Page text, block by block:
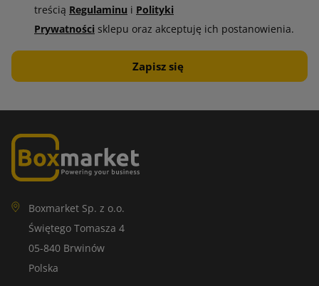
treścią Regulaminu i Polityki
Prywatności sklepu oraz akceptuję ich postanowienia.
Boxmarket Sp. z o.o.
Świętego Tomasza 4
05-840 Brwinów
Polska